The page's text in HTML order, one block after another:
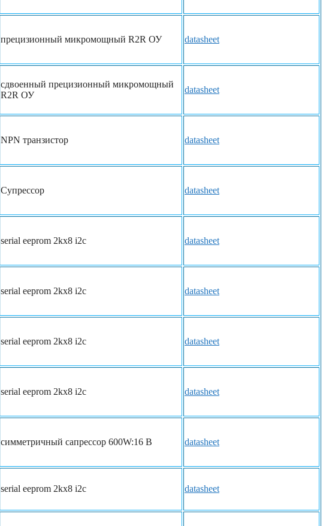
прецизионный микромощный R2R ОУ datasheet
сдвоенный прецизионный микромощный
R2R ОУ
datasheet
NPN транзистор datasheet
Супрессор datasheet
serial eeprom 2kx8 i2c datasheet
serial eeprom 2kx8 i2c datasheet
serial eeprom 2kx8 i2c datasheet
serial eeprom 2kx8 i2c datasheet
симметричный сапрессор 600W:16 В datasheet
serial eeprom 2kx8 i2c datasheet